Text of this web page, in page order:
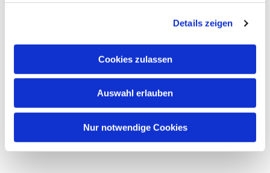
Details zeigen
Cookies zulassen
Auswahl erlauben
Nur notwendige Cookies